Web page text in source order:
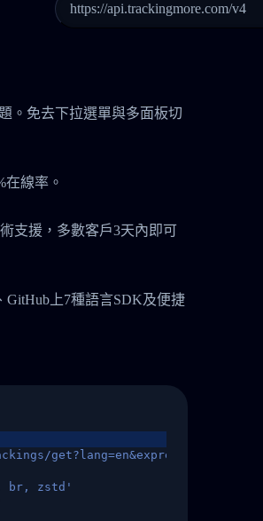
https://api.trackingmore.com/v4
。免去下拉選單與多面板切
線率。
支援，多數客戶3天內即可
GitHub上7種語言SDK及便捷
br, zstd'